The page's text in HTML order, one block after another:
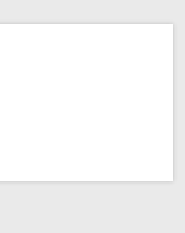
バージョン)